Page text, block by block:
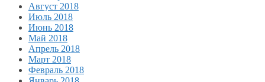
Август 2018
Июль 2018
Июнь 2018
Май 2018
Апрель 2018
Март 2018
Февраль 2018